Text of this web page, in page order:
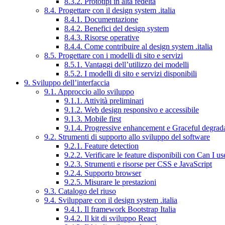
8.4. Progettare con il design system .italia
8.4.1. Documentazione
8.4.2. Benefici del design system
8.4.3. Risorse operative
8.4.4. Come contribuire al design system .italia
8.5. Progettare con i modelli di sito e servizi
8.5.1. Vantaggi dell’utilizzo dei modelli
8.5.2. I modelli di sito e servizi disponibili
9. Sviluppo dell’interfaccia
9.1. Approccio allo sviluppo
9.1.1. Attività preliminari
9.1.2. Web design responsivo e accessibile
9.1.3. Mobile first
9.1.4. Progressive enhancement e Graceful
9.2. Strumenti di supporto allo sviluppo del software
9.2.1. Feature detection
9.2.2. Verificare le feature disponibili con Can I
9.2.3. Strumenti e risorse per CSS e JavaScript
9.2.4. Supporto browser
9.2.5. Misurare le prestazioni
9.3. Catalogo del riuso
9.4. Sviluppare con il design system .italia
9.4.1. Il framework Bootstrap Italia
9.4.2. Il kit di sviluppo React